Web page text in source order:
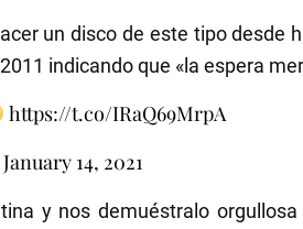
un disco de este tipo
indicando que «la espera
https://t.co/IRaQ69MrpA
January 14, 2021
y nos demuéstralo